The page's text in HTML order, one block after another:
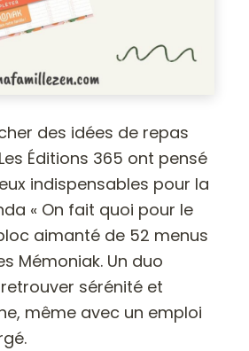
des idées de repas
Éditions 365 ont pensé
indispensables pour la
« On fait quoi pour le
aimanté de 52 menus
Mémoniak. Un duo
sérénité et
même avec un emploi